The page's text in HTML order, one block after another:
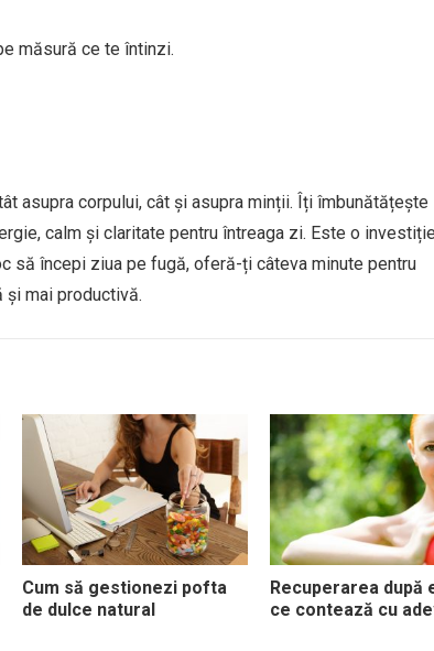
măsură ce te întinzi.
asupra corpului, cât și asupra minții. Îți îmbunătățește
calm și claritate pentru întreaga zi. Este o
să începi ziua pe fugă, oferă-ți câteva minute pentru
mai productivă.
Cum să gestionezi pofta
de dulce natural
Recuperarea după
ce contează cu